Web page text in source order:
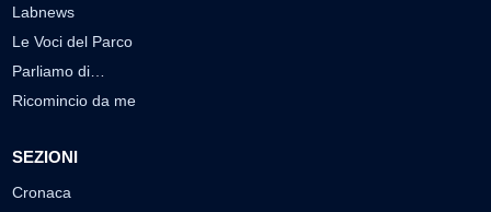
Labnews
Le Voci del Parco
Parliamo di…
Ricomincio da me
SEZIONI
Cronaca